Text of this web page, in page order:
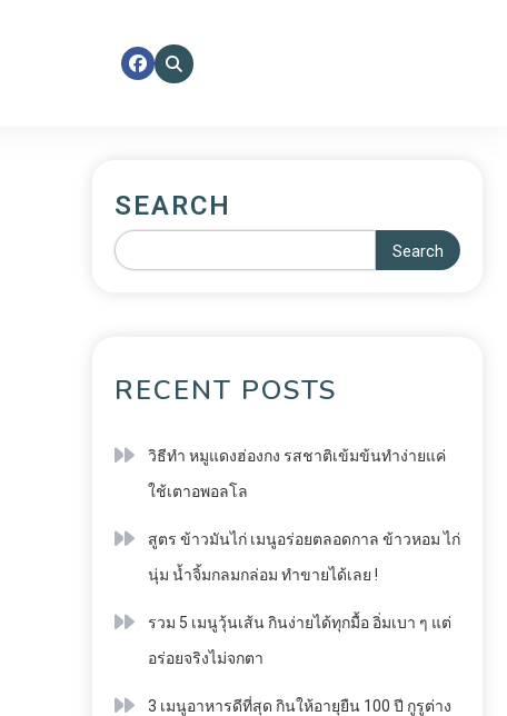
SEARCH
Search
RECENT POSTS
วิธีทำ หมูแดงฮ่องกง รสชาติเข้มข้นทำง่ายแค่
ใช้เตาอพอลโล
สูตร ข้าวมันไก่ เมนูอร่อยตลอดกาล ข้าวหอม ไก่
นุ่ม น้ำจิ้มกลมกล่อม ทำขายได้เลย !
รวม 5 เมนูวุ้นเส้น กินง่ายได้ทุกมื้อ อิ่มเบา ๆ แต่
อร่อยจริงไม่จกตา
3 เมนูอาหารดีที่สุด กินให้อายุยืน 100 ปี กูรูต่าง